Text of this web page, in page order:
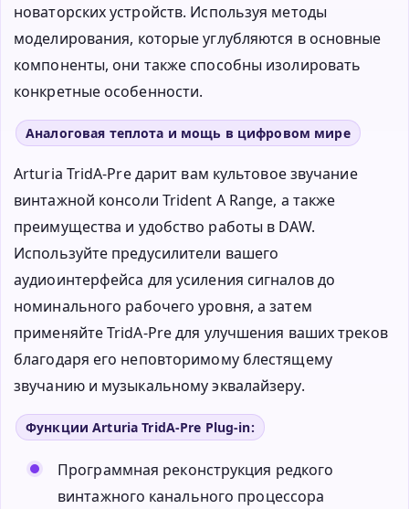
новаторских устройств. Используя методы
моделирования, которые углубляются в основные
компоненты, они также способны изолировать
конкретные особенности.
Аналоговая теплота и мощь в цифровом мире
Arturia TridA-Pre дарит вам культовое звучание
винтажной консоли Trident A Range, а также
преимущества и удобство работы в DAW.
Используйте предусилители вашего
аудиоинтерфейса для усиления сигналов до
номинального рабочего уровня, а затем
применяйте TridA-Pre для улучшения ваших треков
благодаря его неповторимому блестящему
звучанию и музыкальному эквалайзеру.
Функции Arturia TridA-Pre Plug-in:
Программная реконструкция редкого
винтажного канального процессора